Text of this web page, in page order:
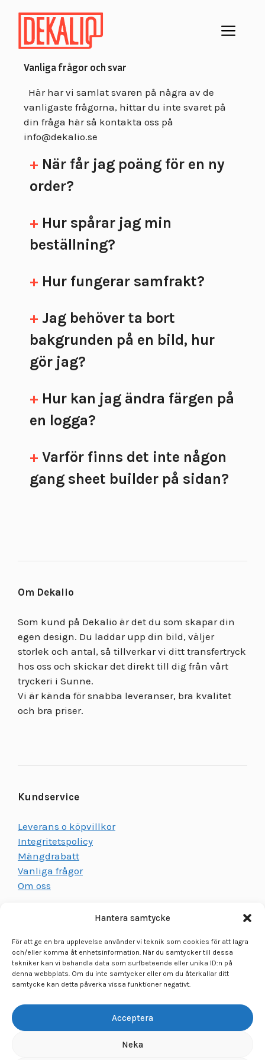
Hantera samtycke
För att ge en bra upplevelse använder vi teknik som cookies för att lagra
och/eller komma åt enhetsinformation. När du samtycker till dessa
tekniker kan vi behandla data som surfbeteende eller unika ID:n på
denna webbplats. Om du inte samtycker eller om du återkallar ditt
samtycke kan detta påverka vissa funktioner negativt.
Acceptera
Neka
innehåll
Vanliga frågor och svar
Här har vi samlat svaren på några av de
vanligaste frågorna, hittar du inte svaret på
din fråga här så kontakta oss på
info@dekalio.se
+ När får jag poäng för en ny
order?
+ Hur spårar jag min
beställning?
+ Hur fungerar samfrakt?
+ Jag behöver ta bort
bakgrunden på en bild, hur
gör jag?
+ Hur kan jag ändra färgen på
en logga?
+ Varför finns det inte någon
gang sheet builder på sidan?
Om Dekalio
Som kund på Dekalio är det du som skapar din
egen design. Du laddar upp din bild, väljer
storlek och antal, så tillverkar vi ditt transfertryck
hos oss och skickar det direkt till dig från vårt
tryckeri i Sunne.
Vi är kända för snabba leveranser, bra kvalitet
och bra priser.
Kundservice
Leverans o köpvillkor
Integritetspolicy
Mängdrabatt
Vanliga frågor
Om oss
Kontakta oss
LR Tryck i Sunne AB
Svetsarevägen 6, 686 33 Sunne
Telefon:0565 100 90
info@dekalio.se